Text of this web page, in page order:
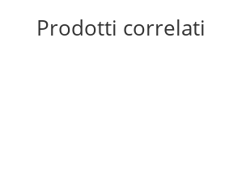
da
Prodotti correlati